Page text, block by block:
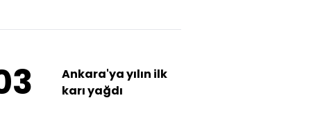
Ankara'ya yılın ilk
karı yağdı